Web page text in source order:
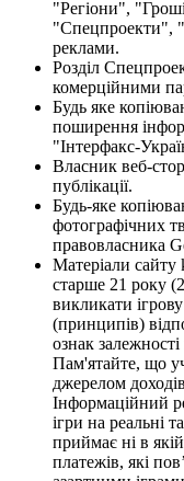
"Регіони",
"Спецпроекти",
реклами.
Розділ
комерційними
Будь яке
поширення
"Інтерфакс-
Власник веб-
публікації.
Будь-яке
фотографічних
правовласника
Матеріали сайту
старше 21 року
викликати
(принципів)
ознак залежності
Пам'ятайте, що
джерелом
Інформаційний
ігри на реальні
приймає ні в
платежів, які